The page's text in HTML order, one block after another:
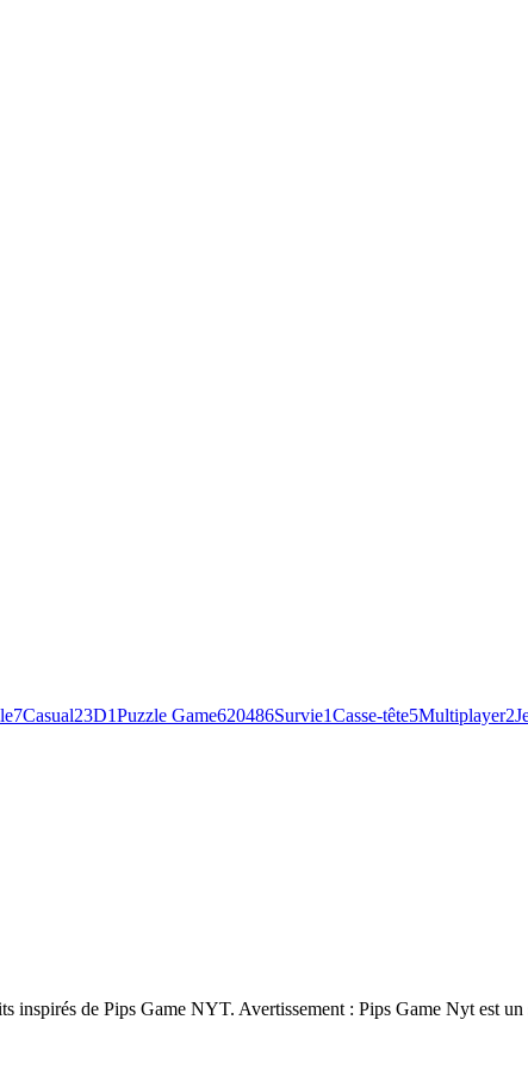
7Casual23D1Puzzle Game620486Survie1Casse-tête5Multiplayer2
inspirés de Pips Game NYT. Avertissement : Pips Game Nyt est